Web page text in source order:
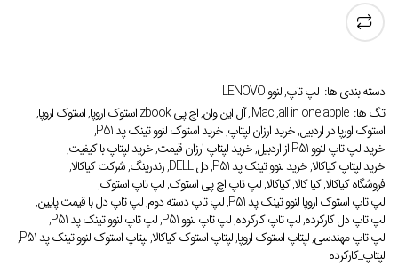
دسته بندی ها: لپ تاپ,لنوو LENOVO
تگ ها: all in one apple
,
iMac
,آل این وان,اچ پی zbook استوک اروپا ,استوک اروپا,
استوک اورپا در اردبیل,خرید ارزان لپتاپ,خرید استوک لنوو تینک پد P51
,
خرید لپ تاپ لنوو P51 از اردبیل
,خرید لپتاپ ارزان قیمت,خرید لپتاپ با کیفیت,
خرید لپتاپ کیاکالا,خرید لنوو تینک پد P51 ,دل DELL ,رندرينگ,شرکت کیاکالا,
فروشگاه کیاکالا,کیا کالا,کیاکالا,لپ تاپ اچ پی استوک,لپ تاپ استوک,
لپ تاپ استوک اروپا لنوو تینک پد P51
,لپ تاپ دسته دوم,لپ تاپ دل با قیمت پایین,
لپ تاپ دل کارکرده,لپ تاپ کارکرده,لپ تاپ لنوو P51 ,لپ تاپ لنوو تینک پد P51
,
لپ تاپ مهندسی,لپتاپ استوک اروپا,لپتاپ استوک کیاکالا,لپتاپ استوک لنوو تینک پد P51
,
لپتاپ_کارکرده